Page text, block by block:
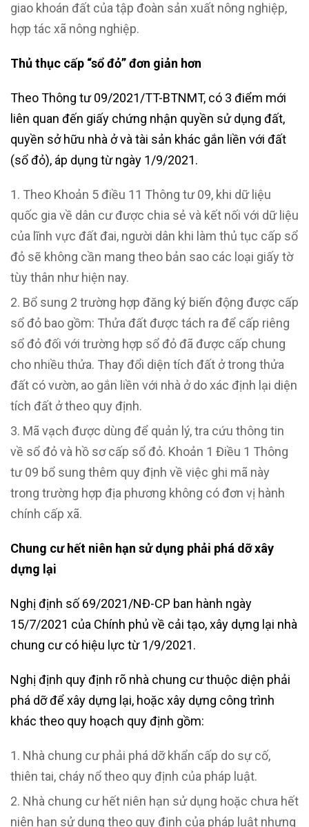
giao khoán đất của tập đoàn sản xuất nông nghiệp,
hợp tác xã nông nghiệp.
Thủ thục cấp “sổ đỏ” đơn giản hơn
Theo Thông tư 09/2021/TT-BTNMT, có 3 điểm mới
liên quan đến giấy chứng nhận quyền sử dụng đất,
quyền sở hữu nhà ở và tài sản khác gắn liền với đất
(sổ đỏ), áp dụng từ ngày 1/9/2021.
Theo Khoản 5 điều 11 Thông tư 09, khi dữ liệu
quốc gia về dân cư được chia sẻ và kết nối với dữ liệu
của lĩnh vực đất đai, người dân khi làm thủ tục cấp sổ
đỏ sẽ không cần mang theo bản sao các loại giấy tờ
tùy thân như hiện nay.
Bổ sung 2 trường hợp đăng ký biến động được cấp
sổ đỏ bao gồm: Thửa đất được tách ra để cấp riêng
sổ đỏ đối với trường hợp sổ đỏ đã được cấp chung
cho nhiều thửa. Thay đổi diện tích đất ở trong thửa
đất có vườn, ao gắn liền với nhà ở do xác định lại diện
tích đất ở theo quy định.
Mã vạch được dùng để quản lý, tra cứu thông tin
về sổ đỏ và hồ sơ cấp sổ đỏ. Khoản 1 Điều 1 Thông
tư 09 bổ sung thêm quy định về việc ghi mã này
trong trường hợp địa phương không có đơn vị hành
chính cấp xã.
Chung cư hết niên hạn sử dụng phải phá dỡ xây
dựng lại
Nghị định số 69/2021/NĐ-CP ban hành ngày
15/7/2021 của Chính phủ về cải tạo, xây dựng lại nhà
chung cư có hiệu lực từ 1/9/2021.
Nghị định quy định rõ nhà chung cư thuộc diện phải
phá dỡ để xây dựng lại, hoặc xây dựng công trình
khác theo quy hoạch quy định gồm:
Nhà chung cư phải phá dỡ khẩn cấp do sự cố,
thiên tai, cháy nổ theo quy định của pháp luật.
Nhà chung cư hết niên hạn sử dụng hoặc chưa hết
niên hạn sử dụng theo quy định của pháp luật nhưng